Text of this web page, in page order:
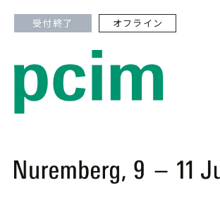
JP EN
サステナビリティ
株主・投資家情報
受付終了 オフライン